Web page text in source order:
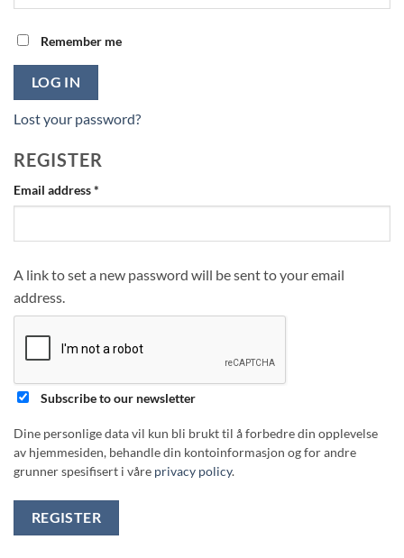
Remember me
LOG IN
Lost your password?
REGISTER
Email address*
A link to set a new password will be sent to your email
address.
Subscribe to our newsletter
Dine personlige data vil kun bli brukt til å forbedre din opplevelse
av hjemmesiden, behandle din kontoinformasjon og for andre
grunner spesifisert i våre privacy policy.
REGISTER